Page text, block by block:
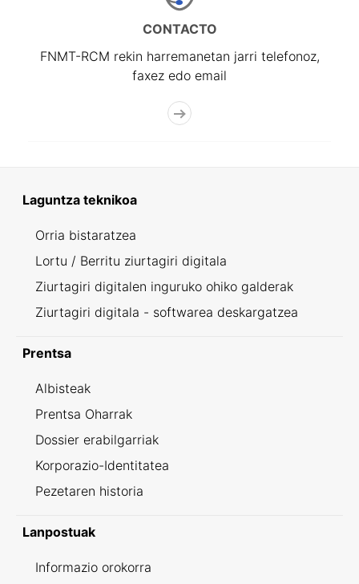
CONTACTO
FNMT-RCM rekin harremanetan jarri telefonoz,
faxez edo email
Laguntza teknikoa
Orria bistaratzea
Lortu / Berritu ziurtagiri digitala
Ziurtagiri digitalen inguruko ohiko galderak
Ziurtagiri digitala - softwarea deskargatzea
Prentsa
Albisteak
Prentsa Oharrak
Dossier erabilgarriak
Korporazio-Identitatea
Pezetaren historia
Lanpostuak
Informazio orokorra